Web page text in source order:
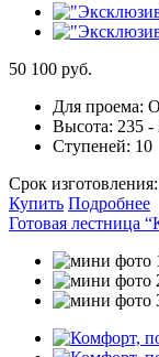
50 100 руб.
Для проема:
Высота: 235 -
Ступеней: 10
Срок изготовления:
Купить Подробнее
Готовая лестница